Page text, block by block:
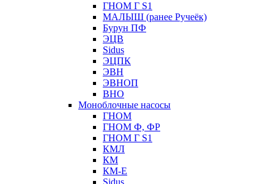
ГНОМ Г S1
МАЛЫШ (ранее Ручеёк)
Бурун ПФ
ЭЦВ
Sidus
ЭЦПК
ЭВН
ЭВНОП
ВНО
Моноблочные насосы
ГНОМ
ГНОМ Ф, ФР
ГНОМ Г S1
КМЛ
КМ
КМ-Е
Sidus